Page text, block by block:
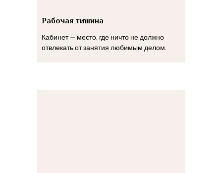
Рабочая тишина
Кабинет — место, где ничто не должно
отвлекать от занятия любимым делом.